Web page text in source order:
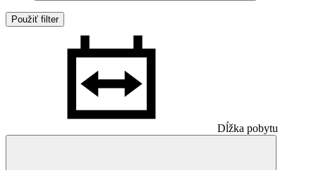
Použiť filter
Dĺžka pobytu